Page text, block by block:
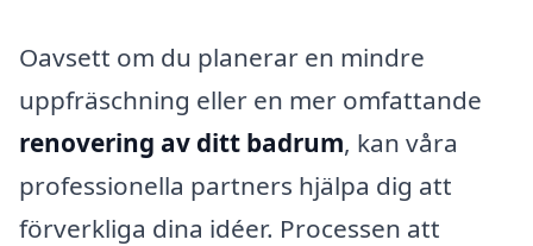
Oavsett om du planerar en mindre
uppfräschning eller en mer omfattande
renovering av ditt badrum, kan våra
professionella partners hjälpa dig att
förverkliga dina idéer. Processen att